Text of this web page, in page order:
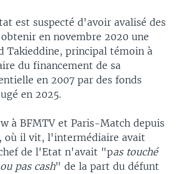
est suspecté d'avoir avalisé des
en novembre 2020 une
Takieddine, principal témoin à
du financement de sa
en 2007 par des fonds
en 2025.
à BFMTV et Paris-Match depuis
où il vit, l'intermédiaire avait
de l'Etat n'avait "pas touché
pas cash" de la part du défunt